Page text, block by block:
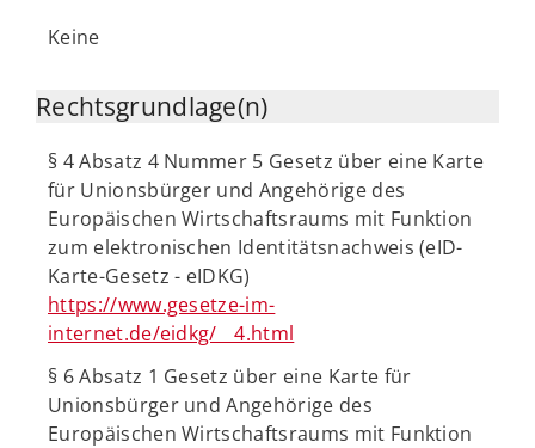
Keine
Rechtsgrundlage(n)
§ 4 Absatz 4 Nummer 5 Gesetz über eine Karte
für Unionsbürger und Angehörige des
Europäischen Wirtschaftsraums mit Funktion
zum elektronischen Identitätsnachweis (eID-
Karte-Gesetz - eIDKG)
https://www.gesetze-im-
internet.de/eidkg/__4.html
§ 6 Absatz 1 Gesetz über eine Karte für
Unionsbürger und Angehörige des
Europäischen Wirtschaftsraums mit Funktion